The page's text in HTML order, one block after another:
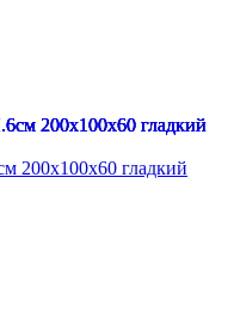
200х100х60 гладкий